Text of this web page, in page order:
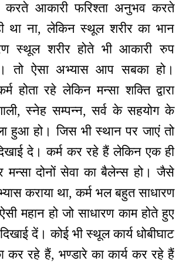
करते आकारी फरिश्ता अनुभव करते
था ना, लेकिन स्थूल शरीर का भान
स्थूल शरीर होते भी आकारी रुप
ऐसा अभ्यास आप सबका हो।
कर्म होता रहे लेकिन मन्सा शक्ति द्वारा
स्नेह सम्पन्न, सर्व के सहयोग के
हुआ हो। जिस भी स्थान पर जाएं तो
दे। कर्म कर रहे हैं लेकिन एक ही
दोनों सेवा का बैलेन्स हो। जैसे
कराया था, कर्म भल बहुत साधारण
महान हो जो साधारण काम होते हुए
दिखाई दें। कोई भी स्थूल कार्य धोबीघाट
कर रहे हैं, भण्डारे का कार्य कर रहे हैं